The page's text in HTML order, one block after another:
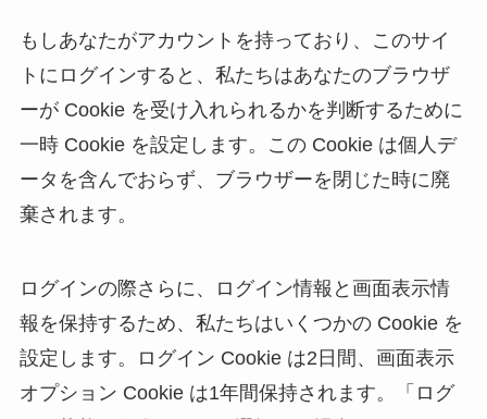
もしあなたがアカウントを持っており、このサイ
トにログインすると、私たちはあなたのブラウザ
ーが Cookie を受け入れられるかを判断するために
一時 Cookie を設定します。この Cookie は個人デ
ータを含んでおらず、ブラウザーを閉じた時に廃
棄されます。
ログインの際さらに、ログイン情報と画面表示情
報を保持するため、私たちはいくつかの Cookie を
設定します。ログイン Cookie は2日間、画面表示
オプション Cookie は1年間保持されます。「ログ